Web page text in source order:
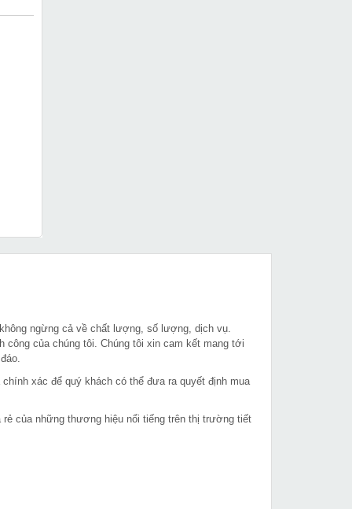
ngừng cả về chất lượng, số lượng, dịch vụ.
của chúng tôi. Chúng tôi xin cam kết mang tới
xác để quý khách có thể đưa ra quyết định mua
của những thương hiệu nổi tiếng trên thị trường tiết